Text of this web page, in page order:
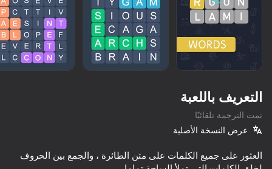
Chat Master
Poker Online
Block Master - Super Puzzle!
التعريف باللعبة
تمت الترجمة تلقائيًا
عرض النسخة الأصلية
العثور على جميع الكلمات على متن الطائرة ، والجمع بين الحروف